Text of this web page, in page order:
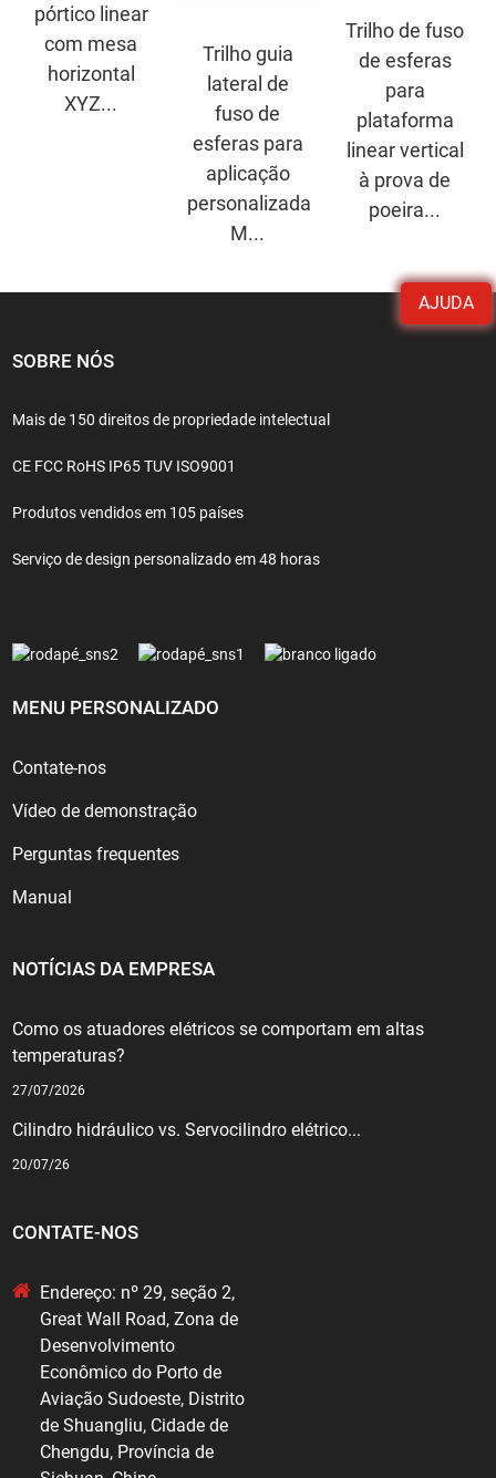
AJUDA
pórtico linear
com mesa
horizontal
XYZ...
Trilho guia
lateral de
fuso de
esferas para
aplicação
personalizada
M...
Trilho de fuso
de esferas
para
plataforma
linear vertical
à prova de
poeira...
SOBRE NÓS
Mais de 150 direitos de propriedade intelectual
CE FCC RoHS IP65 TUV ISO9001
Produtos vendidos em 105 países
Serviço de design personalizado em 48 horas
MENU PERSONALIZADO
Contate-nos
Vídeo de demonstração
Perguntas frequentes
Manual
NOTÍCIAS DA EMPRESA
Como os atuadores elétricos se comportam em altas
temperaturas?
27/07/2026
Cilindro hidráulico vs. Servocilindro elétrico...
20/07/26
CONTATE-NOS
Endereço: nº 29, seção 2,
Great Wall Road, Zona de
Desenvolvimento
Econômico do Porto de
Aviação Sudoeste, Distrito
de Shuangliu, Cidade de
Chengdu, Província de